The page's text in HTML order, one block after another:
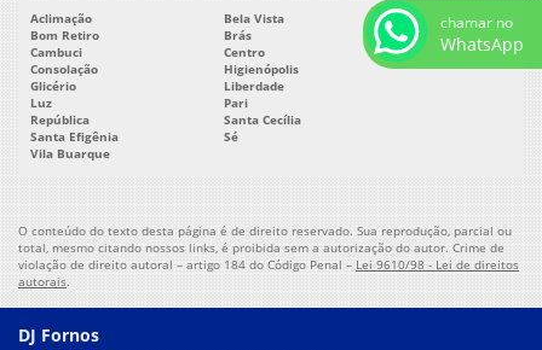
Forno mufla preço
Forno para fundição
Forno para fundição de alumínio
Forno para fundição de zamak
Forno para fundir alumínio
Forno para tempera
Forno para tempera de aço
Forno para tratamento térmico
Aclimação
Bela Vista
Bom Retiro
Brás
Cambuci
Centro
Consolação
Higienópolis
Glicério
Liberdade
Luz
Pari
República
Santa Cecília
Santa Efigênia
Sé
Vila Buarque
O conteúdo do texto desta página é de direito reservado. Sua reprodução, parcial ou
total, mesmo citando nossos links, é proibida sem a autorização do autor. Crime de
violação de direito autoral – artigo 184 do Código Penal – Lei 9610/98 - Lei de direitos
autorais.
DJ Fornos
chamar no
WhatsApp